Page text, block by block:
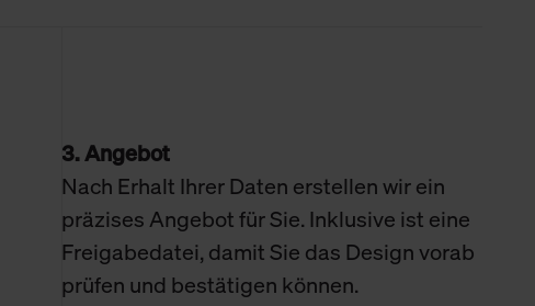
3. Angebot
Nach Erhalt Ihrer Daten erstellen wir ein
präzises Angebot für Sie. Inklusive ist eine
Freigabedatei, damit Sie das Design vorab
prüfen und bestätigen können.